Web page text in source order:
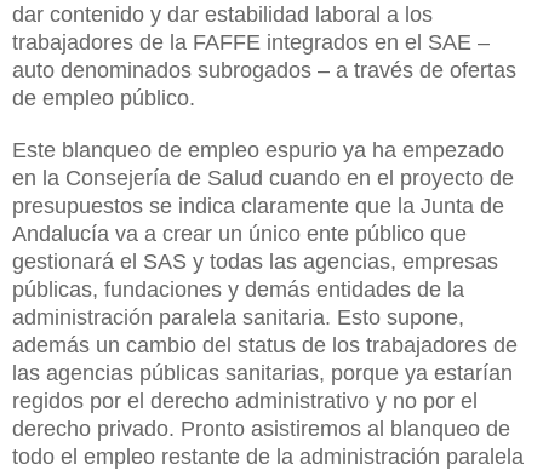
dar contenido y dar estabilidad laboral a los
trabajadores de la FAFFE integrados en el SAE –
auto denominados subrogados – a través de ofertas
de empleo público.
Este blanqueo de empleo espurio ya ha empezado
en la Consejería de Salud cuando en el proyecto de
presupuestos se indica claramente que la Junta de
Andalucía va a crear un único ente público que
gestionará el SAS y todas las agencias, empresas
públicas, fundaciones y demás entidades de la
administración paralela sanitaria. Esto supone,
además un cambio del status de los trabajadores de
las agencias públicas sanitarias, porque ya estarían
regidos por el derecho administrativo y no por el
derecho privado. Pronto asistiremos al blanqueo de
todo el empleo restante de la administración paralela